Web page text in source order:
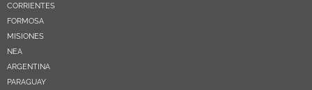
CORRIENTES
FORMOSA
MISIONES
NEA
ARGENTINA
PARAGUAY